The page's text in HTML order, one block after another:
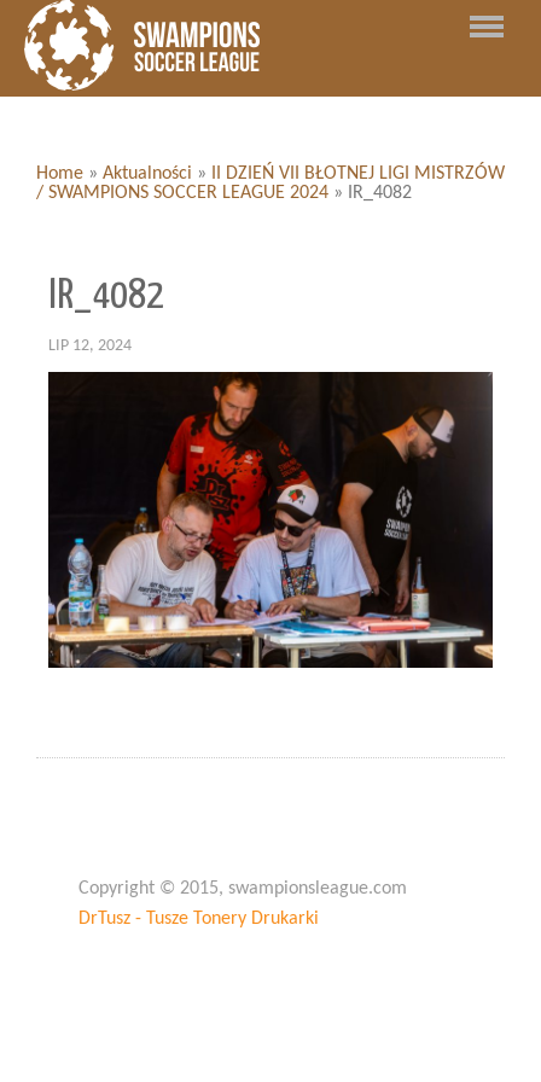
Home » Aktualności »
II DZIEŃ VII BŁOTNEJ LIGI MISTRZÓW
/ SWAMPIONS SOCCER LEAGUE 2024 » IR_4082
IR_4082
LIP 12, 2024
Copyright © 2015, swampionsleague.com
DrTusz - Tusze Tonery Drukarki